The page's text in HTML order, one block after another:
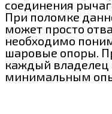
соединения
При поломке
может просто
необходимо
шаровые опоры.
каждый
минимальным